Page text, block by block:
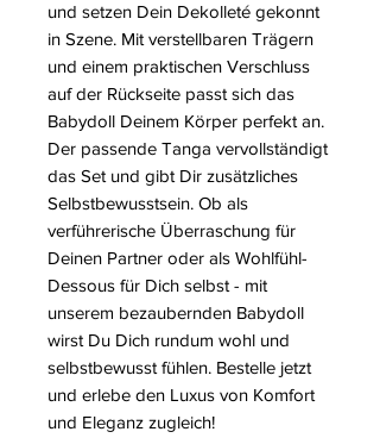
und setzen Dein Dekolleté gekonnt
in Szene. Mit verstellbaren Trägern
und einem praktischen Verschluss
auf der Rückseite passt sich das
Babydoll Deinem Körper perfekt an.
Der passende Tanga vervollständigt
das Set und gibt Dir zusätzliches
Selbstbewusstsein. Ob als
verführerische Überraschung für
Deinen Partner oder als Wohlfühl-
Dessous für Dich selbst - mit
unserem bezaubernden Babydoll
wirst Du Dich rundum wohl und
selbstbewusst fühlen. Bestelle jetzt
und erlebe den Luxus von Komfort
und Eleganz zugleich!